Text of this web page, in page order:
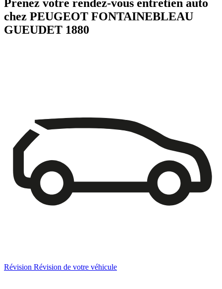
Prenez votre rendez-vous entretien auto
chez PEUGEOT FONTAINEBLEAU
GUEUDET 1880
Révision Révision de votre véhicule